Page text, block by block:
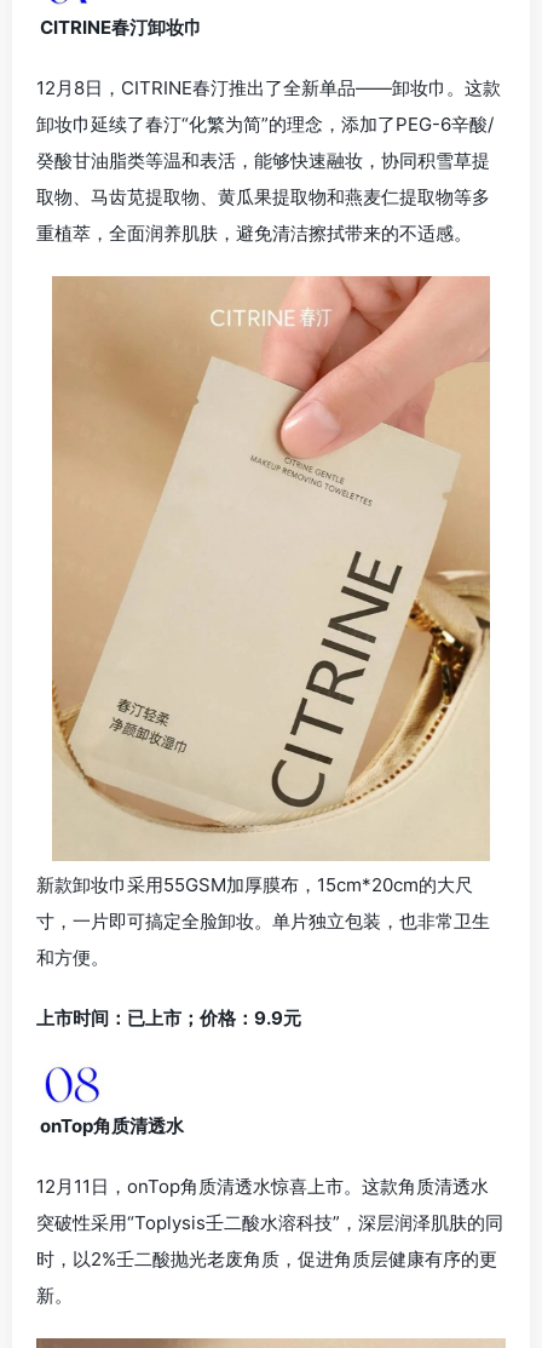
CITRINE春汀卸妆巾
12月8日，CITRINE春汀推出了全新单品——卸妆巾。这款
卸妆巾延续了春汀“化繁为简”的理念，添加了PEG-6辛酸/
癸酸甘油脂类等温和表活，能够快速融妆，协同积雪草提
取物、马齿苋提取物、黄瓜果提取物和燕麦仁提取物等多
重植萃，全面润养肌肤，避免清洁擦拭带来的不适感。
新款卸妆巾采用55GSM加厚膜布，15cm*20cm的大尺
寸，一片即可搞定全脸卸妆。单片独立包装，也非常卫生
和方便。
上市时间：已上市；价格：9.9元
onTop角质清透水
12月11日，onTop角质清透水惊喜上市。这款角质清透水
突破性采用“Toplysis壬二酸水溶科技”，深层润泽肌肤的同
时，以2%壬二酸抛光老废角质，促进角质层健康有序的更
新。